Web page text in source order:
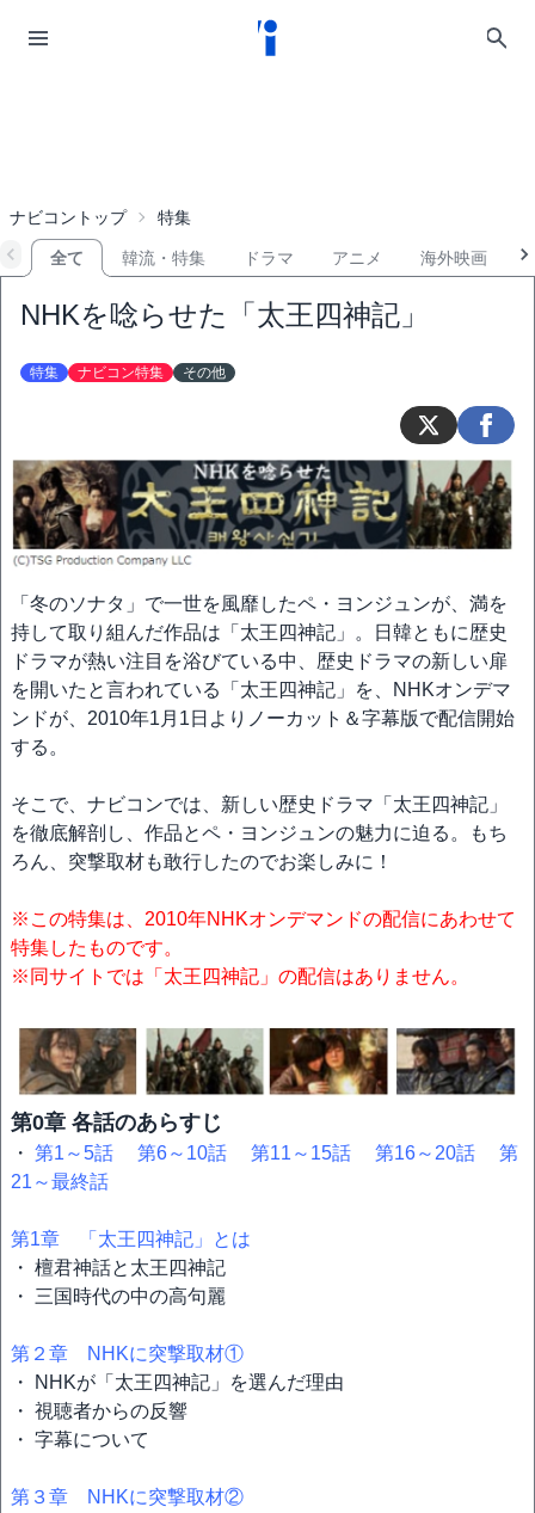
ナビコントップ 特集
全て 韓流・特集 ドラマ アニメ 海外映画
NHKを唸らせた「太王四神記」
特集 ナビコン特集 その他
「冬のソナタ」で一世を風靡したペ・ヨンジュンが、満を
持して取り組んだ作品は「太王四神記」。日韓ともに歴史
ドラマが熱い注目を浴びている中、歴史ドラマの新しい扉
を開いたと言われている「太王四神記」を、NHKオンデマ
ンドが、2010年1月1日よりノーカット＆字幕版で配信開始
する。
そこで、ナビコンでは、新しい歴史ドラマ「太王四神記」
を徹底解剖し、作品とペ・ヨンジュンの魅力に迫る。もち
ろん、突撃取材も敢行したのでお楽しみに！
※この特集は、2010年NHKオンデマンドの配信にあわせて
特集したものです。
※同サイトでは「太王四神記」の配信はありません。
第0章 各話のあらすじ
・ 第1～5話 第6～10話 第11～15話 第16～20話
第
21～最終話
第1章 「太王四神記」とは
・ 檀君神話と太王四神記
・ 三国時代の中の高句麗
第２章 NHKに突撃取材①
・ NHKが「太王四神記」を選んだ理由
・ 視聴者からの反響
・ 字幕について
第３章 NHKに突撃取材②